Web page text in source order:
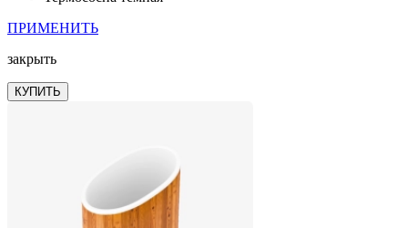
ПРИМЕНИТЬ
закрыть
КУПИТЬ